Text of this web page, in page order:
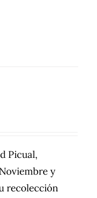
Picual,
y
recolección